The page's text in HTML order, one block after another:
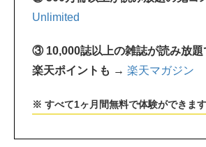
Unlimited
③ 10,000誌以上の雑誌が読み放題
楽天ポイントも → 楽天マガジン
※ すべて1ヶ月間無料で体験ができます